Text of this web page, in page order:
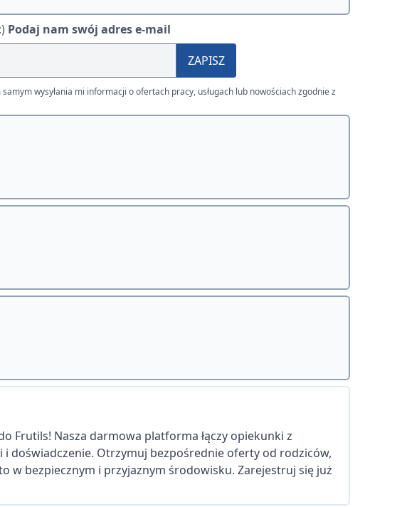
Podaj nam swój adres e-mail
ZAPISZ
wysyłania mi informacji o ofertach pracy, usługach lub nowościach zgodnie z
Frutils! Nasza darmowa platforma łączy opiekunki z
doświadczenie. Otrzymuj bezpośrednie oferty od rodziców,
bezpiecznym i przyjaznym środowisku. Zarejestruj się już